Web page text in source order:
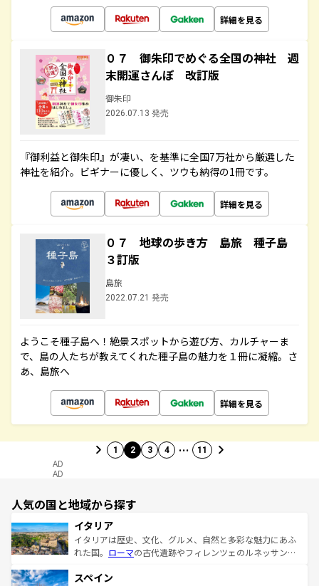
詳細を見る
０７ 御朱印でめぐる全国の神社 週
末開運さんぽ 改訂版
御朱印
2026.07.13 発売
『御利益と御朱印』が凄い、を基準に全国7万社から厳選した
神社を紹介。ビギナーに優しく、ツウも納得の1冊です。
詳細を見る
０７ 地球の歩き方 島旅 種子島
３訂版
島旅
2022.07.21 発売
ようこそ種子島へ！絶景スポットから遊び方、カルチャーま
で、島の人たちが教えてくれた種子島の魅力を１冊に凝縮。さ
あ、島旅へ
詳細を見る
1 2 3 4 … 11
AD
AD
人気の国と地域から探す
イタリア
イタリアは歴史、文化、グルメ、自然と多彩な魅力にあふ
れた国。 ローマの古代遺跡やフィレンツェのルネッサンス
ろん、トスカーナの美しい田園風景やアマルフィ海岸の絶
スペイン